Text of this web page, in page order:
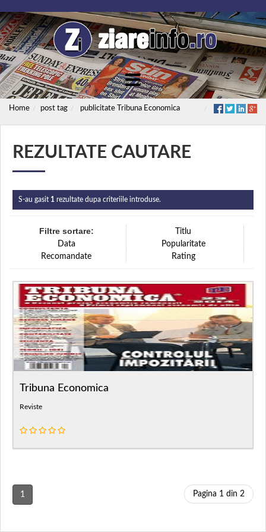
Home post tag publicitate Tribuna Economica
REZULTATE CAUTARE
S-au gasit 1 rezultate dupa criteriile introduse.
Filtre sortare:
Titlu
Data
Popularitate
Recomandate
Rating
Tribuna Economica
Reviste
1 Pagina 1 din 2